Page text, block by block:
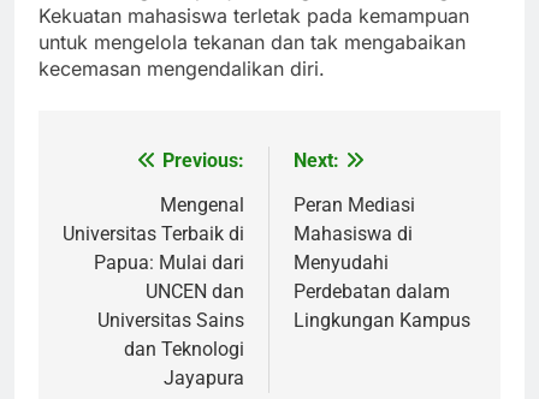
Kekuatan mahasiswa terletak pada kemampuan
untuk mengelola tekanan dan tak mengabaikan
kecemasan mengendalikan diri.
navigation
Previous:
Mengenal
Universitas Terbaik di
Papua: Mulai dari
UNCEN dan
Universitas Sains
dan Teknologi
Jayapura
Next:
Peran Mediasi
Mahasiswa di
Menyudahi
Perdebatan dalam
Lingkungan Kampus